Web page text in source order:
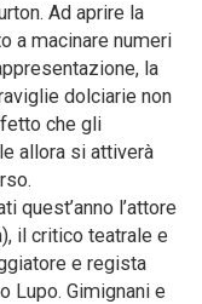
Ad aprire la
a macinare numeri
la
dolciarie non
che gli
allora si attiverà
quest’anno l’attore
il critico teatrale e
e regista
Lupo. Gimignani e